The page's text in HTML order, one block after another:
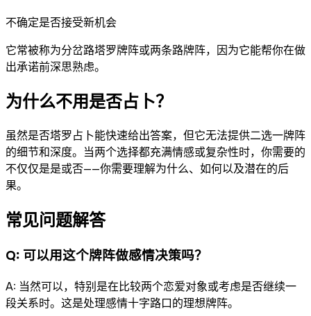
不确定是否接受新机会
它常被称为分岔路塔罗牌阵或两条路牌阵，因为它能帮你在做
出承诺前深思熟虑。
为什么不用是否占卜？
虽然是否塔罗占卜能快速给出答案，但它无法提供二选一牌阵
的细节和深度。当两个选择都充满情感或复杂性时，你需要的
不仅仅是是或否——你需要理解为什么、如何以及潜在的后
果。
常见问题解答
Q: 可以用这个牌阵做感情决策吗？
A: 当然可以，特别是在比较两个恋爱对象或考虑是否继续一
段关系时。这是处理感情十字路口的理想牌阵。